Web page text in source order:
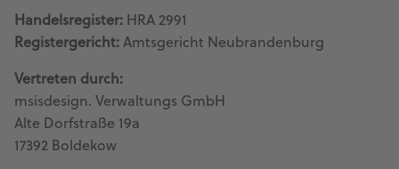
Handelsregister: HRA 2991
Registergericht: Amtsgericht Neubrandenburg
Vertreten durch:
msisdesign. Verwaltungs GmbH
Alte Dorfstraße 19a
17392 Boldekow